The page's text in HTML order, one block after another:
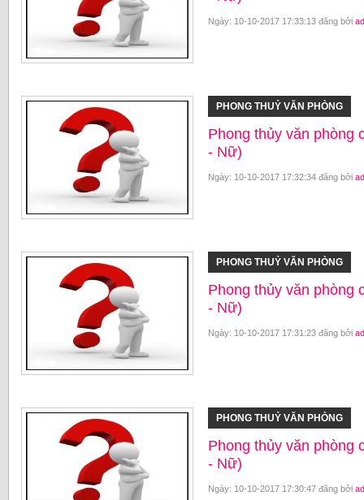
Ngày: 10-10-2017 17:33:13 đăng bởi
PHONG THUỶ VĂN PHÒNG
Phong thủy văn phòng
- Nữ)
Ngày: 10-10-2017 17:32:34 đăng bởi
PHONG THUỶ VĂN PHÒNG
Phong thủy văn phòng
- Nữ)
Ngày: 10-10-2017 17:31:23 đăng bởi
PHONG THUỶ VĂN PHÒNG
Phong thủy văn phòng
- Nữ)
Ngày: 10-10-2017 17:30:47 đăng bởi